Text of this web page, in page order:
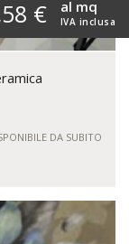
€ IVA inclusa
al mq
DA SUBITO